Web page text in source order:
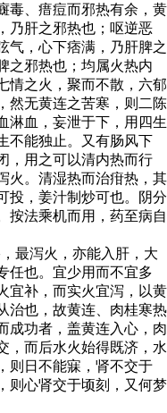
毒、瘄痘而邪热有余，黄
乃肝之邪热也；呕逆恶
气，心下痞满，乃肝脾之
之邪热也；均属火热内
情之火，聚而不散，六郁
然无黄连之苦寒，则二陈
淋血，妄泄于下，用四生
不能独止。又有肠风下
，用之可以清内热而行
火。清湿热而治疳热，其
投，姜汁制炒可也。阴分
按法乘机而用，药至病自
最泻火，亦能入肝，大
任也。宜少用而不宜多
宜补，而实火宜泻，以黄
治也，故黄连、肉桂寒热
成功者，盖黄连入心，肉
，而后水火始得既济，水
则日不能寐，肾不交于
则心肾交于顷刻，又何梦